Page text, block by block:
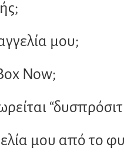
μου;
Now;
μου από το